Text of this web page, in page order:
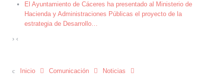
El Ayuntamiento de Cáceres ha presentado al Ministerio de
Hacienda y Administraciones Públicas el proyecto de la
estrategia de Desarrollo…
› ‹
Inicio Comunicación
Noticias